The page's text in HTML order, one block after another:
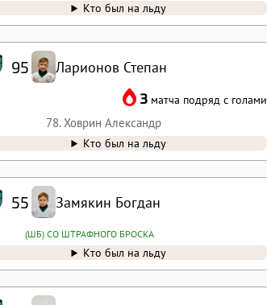
55 Замякин Богдан
(ШБ) СО ШТРАФНОГО БРОСКА
Кто был на льду
95 Ларионов Степан
3 матча подряд с голами
78. Ховрин Александр
Кто был на льду
Кто был на льду